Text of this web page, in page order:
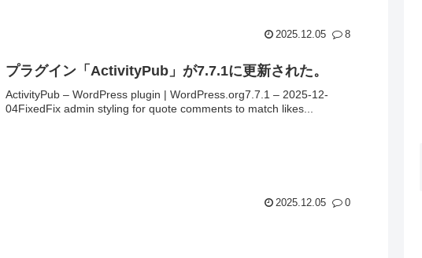
2025.12.05 8
プラグイン「ActivityPub」が7.7.1に更新された。
ActivityPub – WordPress plugin | WordPress.org7.7.1 – 2025-12-
04FixedFix admin styling for quote comments to match likes...
2025.12.05 0